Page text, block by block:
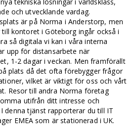
tekniska lösningar i världsklass,
och utvecklande vardag.
är på Norma i Anderstorp, men
kontoret i Göteborg ingår också i
så digitala vi kan i våra interna
upp för distansarbete när
1-2 dagar i veckan. Men framförallt
plats då det ofta förebygger frågor
vilket är viktigt för oss och vårt
Resor till andra Norma företag
utifrån ditt intresse och
denna tjänst rapporterar du till IT
EMEA som är stationerad i UK.